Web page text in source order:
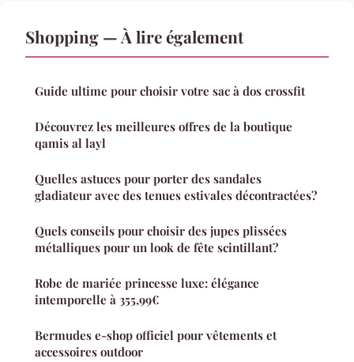
Shopping — À lire également
Guide ultime pour choisir votre sac à dos crossfit
Découvrez les meilleures offres de la boutique
qamis al layl
Quelles astuces pour porter des sandales
gladiateur avec des tenues estivales décontractées?
Quels conseils pour choisir des jupes plissées
métalliques pour un look de fête scintillant?
Robe de mariée princesse luxe: élégance
intemporelle à 355,99€
Bermudes e-shop officiel pour vêtements et
accessoires outdoor